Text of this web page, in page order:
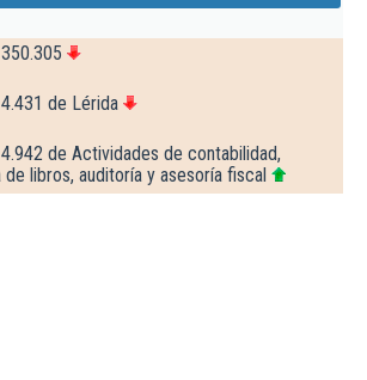
de Lérida
de Actividades de contabilidad,
de libros, auditoría y asesoría fiscal